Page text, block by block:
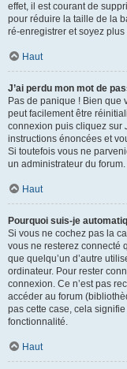
effet, il est courant de
pour réduire la taille de la
ré-enregistrer et soyez
Haut
J’ai perdu mon mot de
Pas de panique ! Bien que
peut facilement être
connexion puis cliquez sur
instructions énoncées et
Si toutefois vous ne
un administrateur du forum.
Haut
Pourquoi suis-je
Si vous ne cochez pas la
vous ne resterez connecté
que quelqu’un d’autre
ordinateur. Pour rester
connexion. Ce n’est pas
accéder au forum
pas cette case, cela
fonctionnalité.
Haut